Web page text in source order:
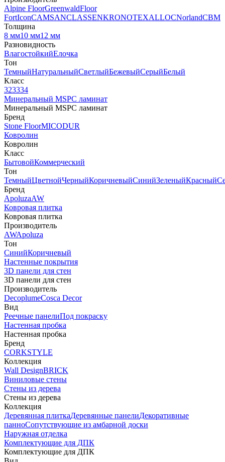
Alpine FloorGreenwaldFloor
FortIconCAMSANCLASSENKRONOTEXALLOCNorlandCBM
Толщина
8 мм10 мм12 мм
Разновидность
ВлагостойкийЕлочка
Тон
ТемныйНатуральныйСветлыйБежевыйСерыйБелый
Класс
323334
Минеральный MSPC ламинат
Минеральный MSPC ламинат
Бренд
Stone FloorMICODUR
Ковролин
Ковролин
Класс
БытовойКоммерческий
Тон
ТемныйЦветнойЧерныйКоричневыйСинийЗеленыйКрасный
Бренд
ApoluzaAW
Ковровая плитка
Ковровая плитка
Производитель
AWApoluza
Тон
СинийКоричневый
Настенные покрытия
3D панели для стен
3D панели для стен
Производитель
DecoplumeCosca Decor
Вид
Реечные панелиПод покраску
Настенная пробка
Настенная пробка
Бренд
CORKSTYLE
Коллекция
Wall DesignBRICK
Виниловые стены
Стены из дерева
Стены из дерева
Коллекция
Деревянная плиткаДеревянные панелиДекоративные
панноСопутствующие из амбарной доски
Наружная отделка
Комплектующие для ДПК
Комплектующие для ДПК